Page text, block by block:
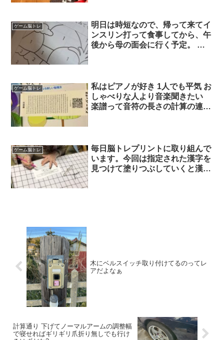
ゲーム脳トレ
明日は時短なので、帰って来てイ
ンスリン打って食事してから、午
後から母の面会に行く予定。 状
色塗るみたいな。普通に塗るのも
良いけど、番号あるからよりいい
んと違うんかな。と信じて。。
ゲーム脳トレ
私はピアノが好き 1人でも平気 お
しゃべりな人より音楽聞きたい
楽譜って音符の長さの計算の連続
ら、所沢駅に感謝してますストリ
ートピアノと本屋さんあって充実
してるんだもん ストピ休みは読
ゲーム脳トレ
毎日脳トレプリントに取り組んで
います。今回は指定された漢字を
見つけて塗りつぶしていくと漢字
木にベルスイッチ取り付けてるのってレ
アだよなぁ
計算通り 下げてノーマルアームの調整幅
で寝せればギリギリ爪折り無しでも行け